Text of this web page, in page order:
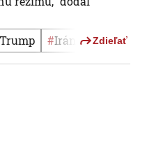
Trump # Irán # Izrael
Zdieľať